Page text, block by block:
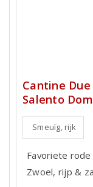
Cantine
Salento
Smeuïg, rijk
Favoriete rode
Zwoel, rijp &